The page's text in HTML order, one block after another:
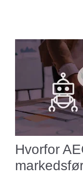
Hvorfor